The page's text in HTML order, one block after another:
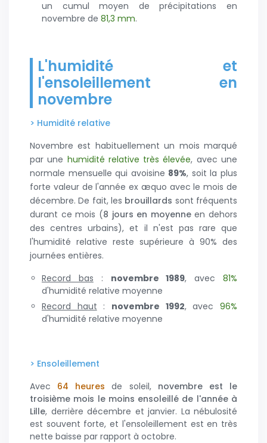
un cumul moyen de précipitations en
novembre de 81,3 mm.
L'humidité et
l'ensoleillement en
novembre
> Humidité relative
Novembre est habituellement un mois marqué
par une humidité relative très élevée, avec une
normale mensuelle qui avoisine 89%, soit la plus
forte valeur de l'année ex æquo avec le mois de
décembre. De fait, les brouillards sont fréquents
durant ce mois (8 jours en moyenneen dehors
des centres urbains), et il n'est pas rare que
l'humidité relative reste supérieure à 90% des
journées entières.
Record bas : novembre 1989, avec81%
d'humidité relative moyenne
Record haut : novembre 1992, avec 96%
d'humidité relative moyenne
> Ensoleillement
Avec 64 heures de soleil,novembre est le
troisième mois le moins ensoleillé de l'année à
Lille, derrière décembre et janvier. La nébulosité
est souvent forte, et l'ensoleillement est en très
nette baisse par rapport à octobre.